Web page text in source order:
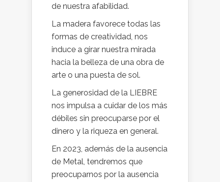
de nuestra afabilidad.
La madera favorece todas las
formas de creatividad, nos
induce a girar nuestra mirada
hacia la belleza de una obra de
arte o una puesta de sol.
La generosidad de la LIEBRE
nos impulsa a cuidar de los más
débiles sin preocuparse por el
dinero y la riqueza en general.
En 2023, además de la ausencia
de Metal, tendremos que
preocuparnos por la ausencia